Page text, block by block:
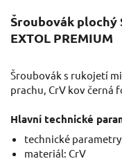
Šroubovák plochý
EXTOL PREMIUM
Šroubovák s rukojetí
prachu, CrV kov černá
Hlavní technické
technické
materiál: CrV